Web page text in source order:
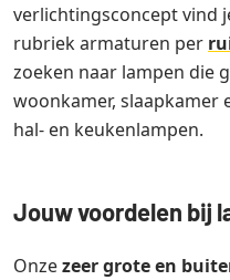
verlichtingsconcept vind
rubriek armaturen per
zoeken naar lampen die
woonkamer, slaapkamer
hal- en keukenlampen.
Jouw voordelen bij
Onzezeer grote en